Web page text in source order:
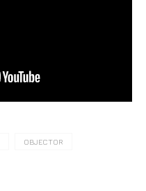
OBJECTOR